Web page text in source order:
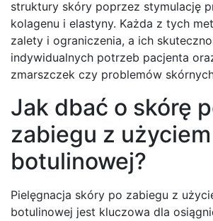
struktury skóry poprzez stymulację
kolagenu i elastyny. Każda z tych
zalety i ograniczenia, a ich
indywidualnych potrzeb pacjenta
zmarszczek czy problemów
Jak dbać o skórę
zabiegu z
botulinowej?
Pielęgnacja skóry po zabiegu z
botulinowej jest kluczowa dla